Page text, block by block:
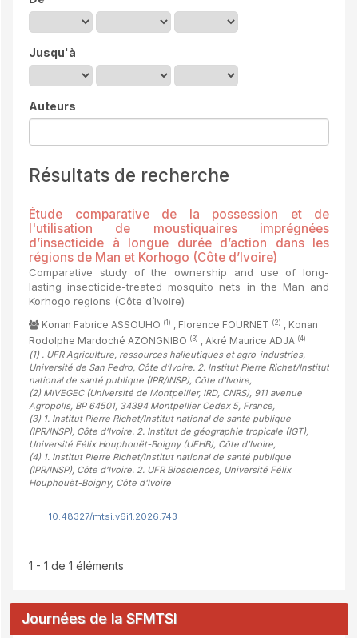
Jusqu'à
Auteurs
Résultats de recherche
Étude comparative de la possession et de
l'utilisation de moustiquaires imprégnées
d’insecticide à longue durée d’action dans les
régions de Man et Korhogo (Côte d’Ivoire)
Comparative study of the ownership and use of long-
lasting insecticide-treated mosquito nets in the Man and
Korhogo regions (Côte d’Ivoire)
Konan Fabrice ASSOUHO (1) , Florence FOURNET (2) , Konan
Rodolphe Mardoché AZONGNIBO (3) , Akré Maurice ADJA (4)
(1) . UFR Agriculture, ressources halieutiques et agro-industries,
Université de San Pedro, Côte d’Ivoire. 2. Institut Pierre Richet/Institut
national de santé publique (IPR/INSP), Côte d'Ivoire,
(2) MIVEGEC (Université de Montpellier, IRD, CNRS), 911 avenue
Agropolis, BP 64501, 34394 Montpellier Cedex 5, France,
(3) 1. Institut Pierre Richet/Institut national de santé publique
(IPR/INSP), Côte d’Ivoire. 2. Institut de géographie tropicale (IGT),
Université Félix Houphouët-Boigny (UFHB), Côte d'Ivoire,
(4) 1. Institut Pierre Richet/Institut national de santé publique
(IPR/INSP), Côte d’Ivoire. 2. UFR Biosciences, Université Félix
Houphouët-Boigny, Côte d'Ivoire
10.48327/mtsi.v6i1.2026.743
1 - 1 de 1 éléments
Journées de la SFMTSI